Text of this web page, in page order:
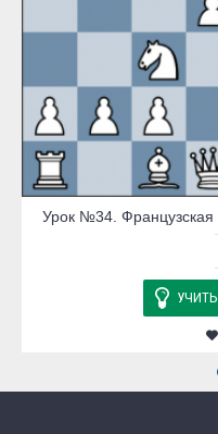
Урок №34. Французская
УЧИТЬ